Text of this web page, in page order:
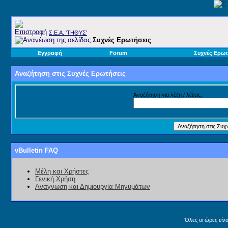
Σ.E.A. 'ΤΗΘΥΣ'
Συχνές Ερωτήσεις
Εγγραφή Forum Συχνές
Αναζήτηση στις Συχνές Ερωτήσεις
Αναζήτηση για λέξη / λέξεις:
vBulletin FAQ
Μέλη και Χρήστες
Γενική Χρήση
Ανάγνωση και Δημιουργία Μηνυμάτων
Όλες οι ώρες